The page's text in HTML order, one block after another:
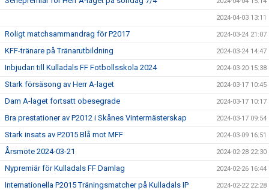
2024-04-03 13:11
Roligt matchsammandrag för P2017 2024-03-24 21:07
KFF-tränare på Tränarutbildning 2024-03-24 14:47
Inbjudan till Kulladals FF Fotbollsskola 2024 2024-03-20 15:38
Stark försäsong av Herr A-laget 2024-03-17 10:45
Dam A-laget fortsatt obesegrade 2024-03-17 10:17
Bra prestationer av P2012 i Skånes Vintermästerskap 2024-03-17 09:54
Stark insats av P2015 Blå mot MFF 2024-03-09 16:51
Årsmöte 2024-03-21 2024-02-28 22:30
Nypremiär för Kulladals FF Damlag 2024-02-26 16:44
Internationella P2015 Träningsmatcher på Kulladals IP 2024-02-22 22:28